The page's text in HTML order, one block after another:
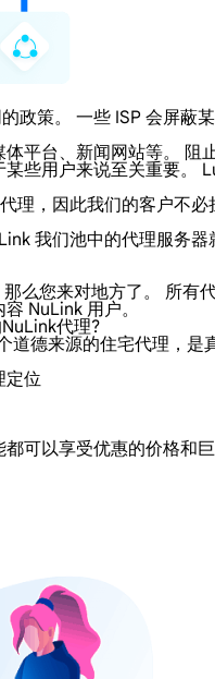
政策。 一些 ISP 会屏
平台、新闻网站等。
些用户来说至关重要。
理，因此我们的客户不
我们池中的代理服务
么您来对地方了。 所有
NuLink 用户。
代理?
道德来源的住宅代理，
定位
可以享受优惠的价格和